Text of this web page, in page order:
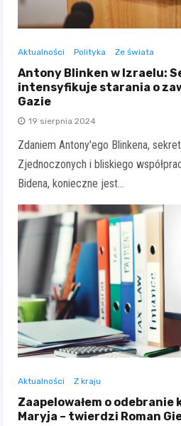
Aktualności Polityka Ze świata
Antony Blinken w Izraelu:
intensyfikuje starania o
Gazie
19 sierpnia 2024
Zdaniem Antony'ego Blinkena,
Zjednoczonych i bliskiego
Bidena, konieczne jest…
Aktualności Z kraju
Zaapelowałem o odebranie
Maryja – twierdzi Roman